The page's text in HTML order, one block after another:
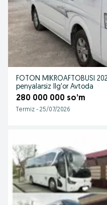
FOTON MIKROAFTOBUSI
penyalarsiz Ilg'or Avtoda
280 000 000 so’m
Termiz - 25/07/2026